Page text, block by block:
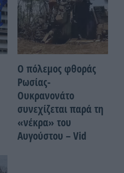
Ο πόλεμος φθοράς
Ρωσίας-
Ουκρανονάτο
συνεχίζεται παρά τη
«νέκρα» του
Αυγούστου – Vid